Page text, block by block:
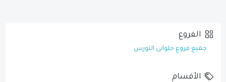
الفروع
جميع فروع حلوانى النورس
الأقسام